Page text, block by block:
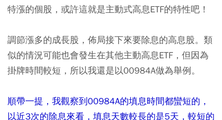
特漲的個股，或許這就是主動式高息ETF的特性吧！
調節漲多的成長股，佈局接下來要除息的高息股。類
似的情況可能也會發生在其他主動高息ETF，但因為
掛牌時間較短，所以我還是以00984A做為舉例。
順帶一提，我觀察到00984A的填息時間都蠻短的，
以近3次的除息來看，填息天數較長的是5天，較短的